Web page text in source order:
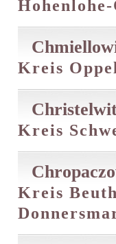
Kreis
Kreis
Kreis